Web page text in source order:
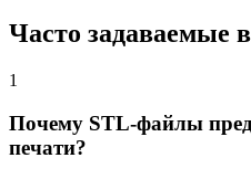
Часто задаваемые
1
Почему STL-файлы
печати?